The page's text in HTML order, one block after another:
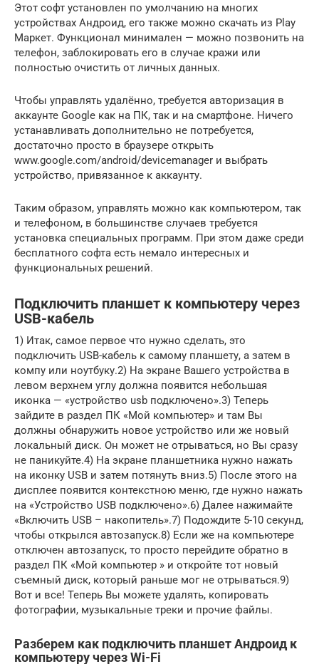
Этот софт установлен по умолчанию на многих
устройствах Андроид, его также можно скачать из Play
Маркет. Функционал минимален — можно позвонить на
телефон, заблокировать его в случае кражи или
полностью очистить от личных данных.
Чтобы управлять удалённо, требуется авторизация в
аккаунте Google как на ПК, так и на смартфоне. Ничего
устанавливать дополнительно не потребуется,
достаточно просто в браузере открыть
www.google.com/android/devicemanager и выбрать
устройство, привязанное к аккаунту.
Таким образом, управлять можно как компьютером, так
и телефоном, в большинстве случаев требуется
установка специальных программ. При этом даже среди
бесплатного софта есть немало интересных и
функциональных решений.
Подключить планшет к компьютеру через
USB-кабель
1) Итак, самое первое что нужно сделать, это
подключить USB-кабель к самому планшету, а затем в
компу или ноутбуку.2) На экране Вашего устройства в
левом верхнем углу должна появится небольшая
иконка — «устройство usb подключено».3) Теперь
зайдите в раздел ПК «Мой компьютер» и там Вы
должны обнаружить новое устройство или же новый
локальный диск. Он может не отрываться, но Вы сразу
не паникуйте.4) На экране планшетника нужно нажать
на иконку USB и затем потянуть вниз.5) После этого на
дисплее появится контекстною меню, где нужно нажать
на «Устройство USB подключено».6) Далее нажимайте
«Включить USB – накопитель».7) Подождите 5-10 секунд,
чтобы открылся автозапуск.8) Если же на компьютере
отключен автозапуск, то просто перейдите обратно в
раздел ПК «Мой компьютер » и откройте тот новый
съемный диск, который раньше мог не отрываться.9)
Вот и все! Теперь Вы можете удалять, копировать
фотографии, музыкальные треки и прочие файлы.
Разберем как подключить планшет Андроид к
компьютеру через Wi-Fi